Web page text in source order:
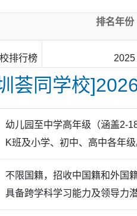
排名年份
排行榜 2025
荟同学校
幼儿园至中学高年级（涵盖2-
K班及小学、初中、高中各年级
不限国籍，招收中国籍和外国
具备跨学科学习能力及领导力潜